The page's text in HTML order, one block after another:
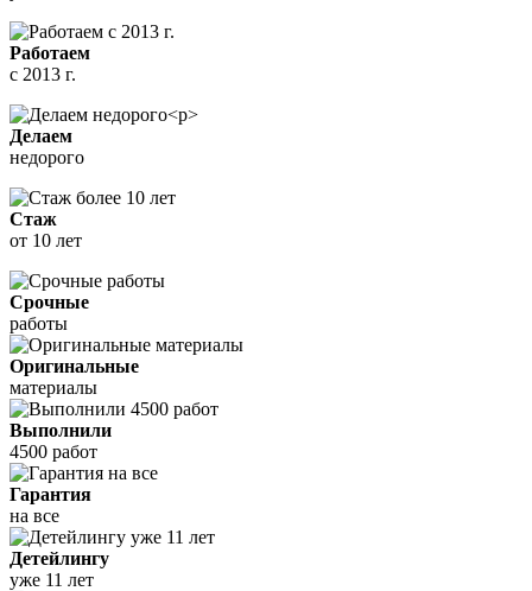
Работаем
с 2013 г.
Делаем
недорого
Стаж
от 10 лет
Срочные
работы
Оригинальные
материалы
Выполнили
4500 работ
Гарантия
на все
Детейлингу
уже 11 лет